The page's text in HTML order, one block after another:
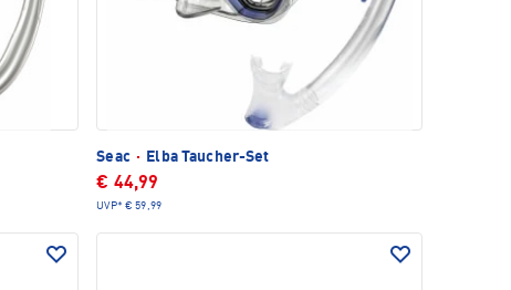
Seac · Elba Taucher-Set
€ 44,99
UVP* € 59,99